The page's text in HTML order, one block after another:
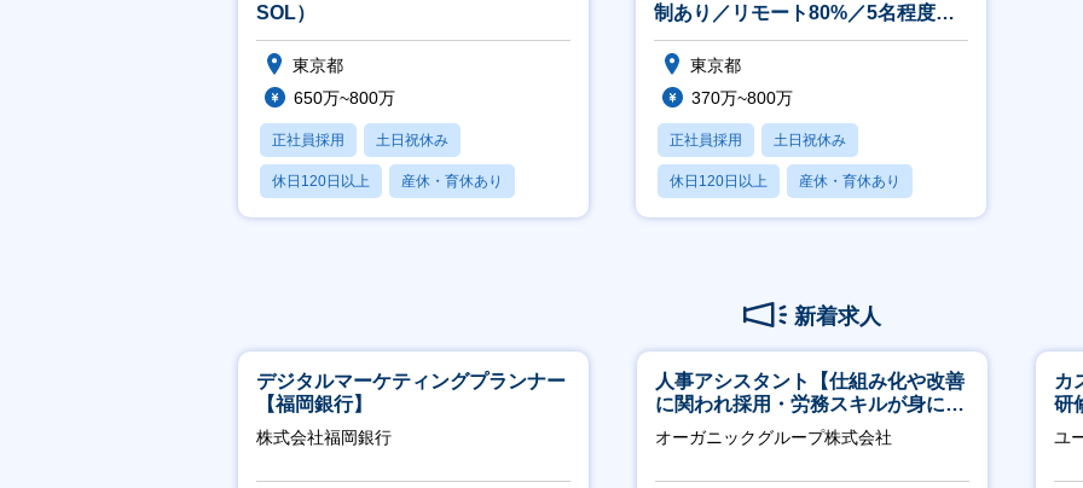
SOL）
東京都
650万~800万
正社員採用 土日祝休み
休日120日以上 産休・育休あり
月残業20時間以内
制あり／リモート80%／5名程度の
チームで配属】
東京都
370万~800万
正社員採用 土日祝休み
休日120日以上 産休・育休あり
月残業20時間以内
新着求人
デジタルマーケティングプランナー
【福岡銀行】
株式会社福岡銀行
人事アシスタント【仕組み化や改善
に関われ採用・労務スキルが身につ
く環境／年商120億円超の事業会
社】
オーガニックグループ株式会社
カ
研
ユ